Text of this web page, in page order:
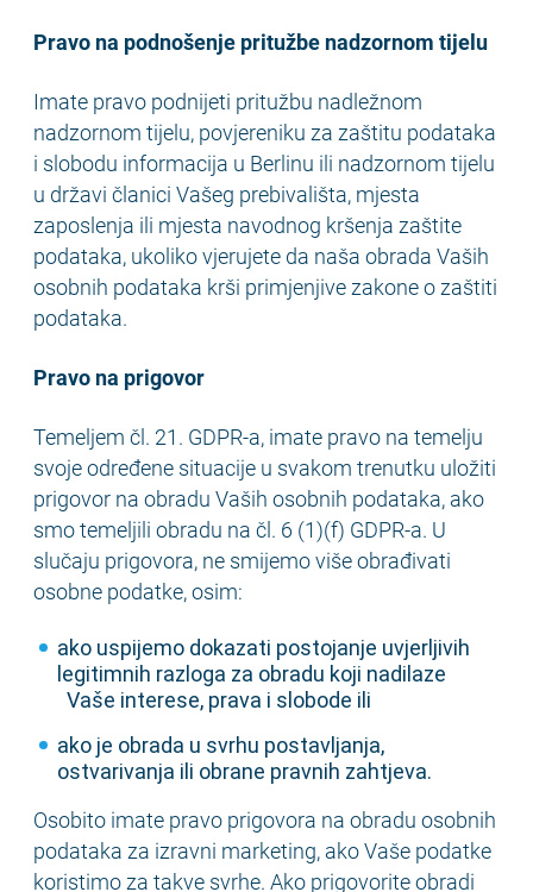
Pravo na podnošenje pritužbe nadzornom tijelu
Imate pravo podnijeti pritužbu nadležnom
nadzornom tijelu, povjereniku za zaštitu podataka
i slobodu informacija u Berlinu ili nadzornom tijelu
u državi članici Vašeg prebivališta, mjesta
zaposlenja ili mjesta navodnog kršenja zaštite
podataka, ukoliko vjerujete da naša obrada Vaših
osobnih podataka krši primjenjive zakone o zaštiti
podataka.
Pravo na prigovor
Temeljem čl. 21. GDPR-a, imate pravo na temelju
svoje određene situacije u svakom trenutku uložiti
prigovor na obradu Vaših osobnih podataka, ako
smo temeljili obradu na čl. 6 (1)(f) GDPR-a. U
slučaju prigovora, ne smijemo više obrađivati
osobne podatke, osim:
ako uspijemo dokazati postojanje uvjerljivih
legitimnih razloga za obradu koji nadilaze
Vaše interese, prava i slobode ili
ako je obrada u svrhu postavljanja,
ostvarivanja ili obrane pravnih zahtjeva.
Osobito imate pravo prigovora na obradu osobnih
podataka za izravni marketing, ako Vaše podatke
koristimo za takve svrhe. Ako prigovorite obradi